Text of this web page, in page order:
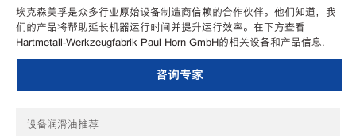
埃克森美孚是众多行业原始设备制造商信赖的合作伙伴。他们知道，我
们的产品将帮助延长机器运行时间并提升运行效率。在下方查看
Hartmetall-Werkzeugfabrik Paul Horn GmbH的相关设备和产品信息.
咨询专家
设备润滑油推荐